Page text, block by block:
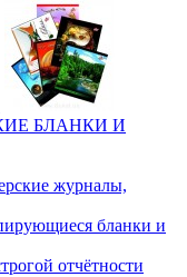
БЛАНКИ И
журналы,
бланки и
отчётности